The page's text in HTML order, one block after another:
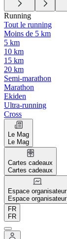
Running
Tout le running
Moins de 5 km
5 km
10 km
15 km
20 km
Semi-marathon
Marathon
Ekiden
Ultra-running
Cross
Le Mag
Le Mag
Cartes cadeaux
Cartes cadeaux
Espace organisateur
Espace organisateur
FR
FR